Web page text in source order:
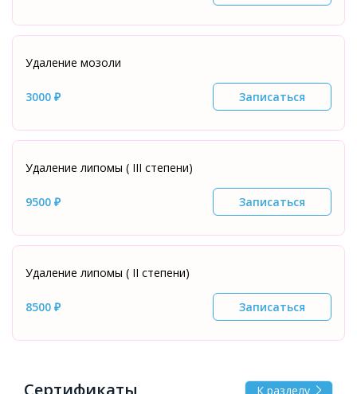
Удаление мозоли
3000 ₽ Записаться
Удаление липомы ( III степени)
9500 ₽ Записаться
Удаление липомы ( II степени)
8500 ₽ Записаться
Сертификаты К разделу